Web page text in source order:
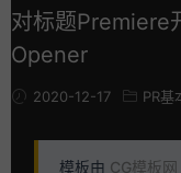
对标题Premiere
Opener
2020-12-17 PR基
模板由 CG模板网